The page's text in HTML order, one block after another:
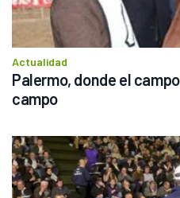
Actualidad
Palermo, donde el
campo